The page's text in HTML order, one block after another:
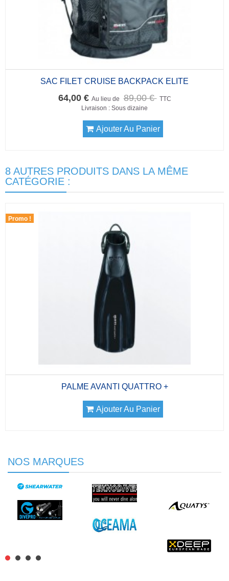
SAC FILET CRUISE BACKPACK ELITE
64,00 € Au lieu de 89,00 € TTC
Livraison : Sous dizaine
Ajouter Au Panier
8 AUTRES PRODUITS DANS LA MÊME
CATÉGORIE :
Promo !
PALME AVANTI QUATTRO +
Ajouter Au Panier
NOS MARQUES